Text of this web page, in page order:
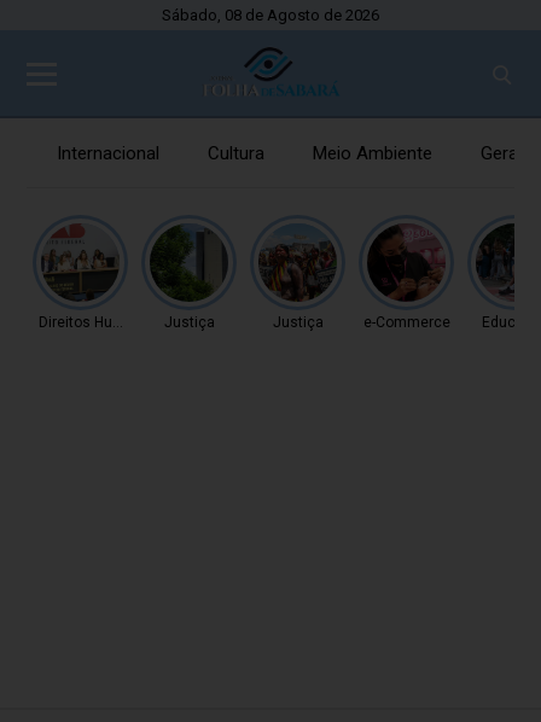
Sábado, 08 de Agosto de 2026
Internacional Cultura Meio Ambiente Gerais
Direitos Humanos Justiça Justiça e-Commerce